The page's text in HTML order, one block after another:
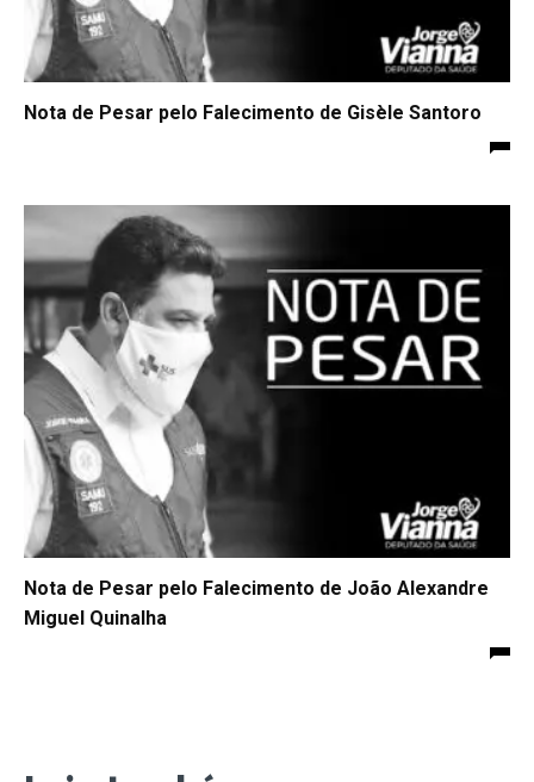
Nota de Pesar pelo Falecimento de Gisèle Santoro
Nota de Pesar pelo Falecimento de João Alexandre
Miguel Quinalha